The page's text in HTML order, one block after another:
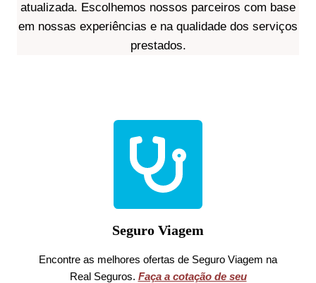
atualizada. Escolhemos nossos parceiros com base
em nossas experiências e na qualidade dos serviços
prestados.
Seguro Viagem
Encontre as melhores ofertas de Seguro Viagem na
Real Seguros. Faça a cotação de seu